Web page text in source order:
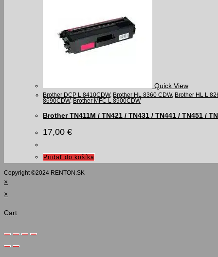
Quick View
Brother DCP L 8410CDW, Brother HL 8360 CDW, Brother HL L
8690CDW, Brother MFC L 8900CDW
Brother TN411M / TN421 / TN431 / TN441 / TN451 /
17,00 €
Pridať do košíka
Copyright ©️2024 RENTON.SK
×
×
Cart